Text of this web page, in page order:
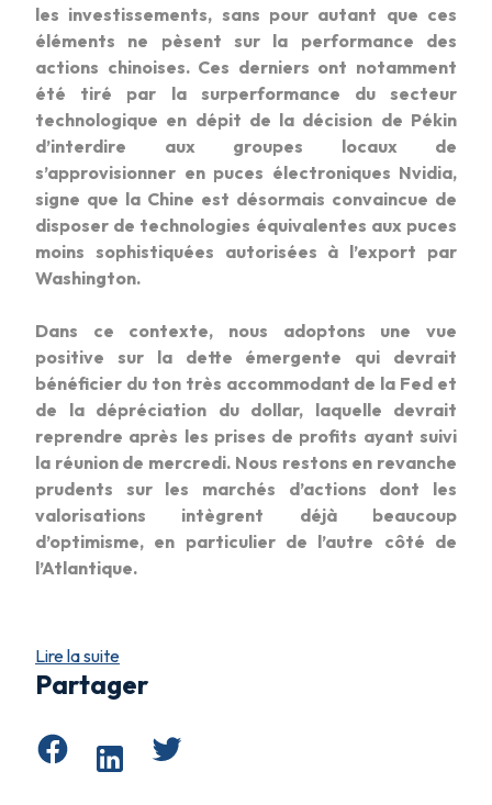
les investissements, sans pour autant que ces
éléments ne pèsent sur la performance des
actions chinoises. Ces derniers ont notamment
été tiré par la surperformance du secteur
technologique en dépit de la décision de Pékin
d’interdire aux groupes locaux de
s’approvisionner en puces électroniques Nvidia,
signe que la Chine est désormais convaincue de
disposer de technologies équivalentes aux puces
moins sophistiquées autorisées à l’export par
Washington.
Dans ce contexte, nous adoptons une vue
positive sur la dette émergente qui devrait
bénéficier du ton très accommodant de la Fed et
de la dépréciation du dollar, laquelle devrait
reprendre après les prises de profits ayant suivi
la réunion de mercredi. Nous restons en revanche
prudents sur les marchés d’actions dont les
valorisations intègrent déjà beaucoup
d’optimisme, en particulier de l’autre côté de
l’Atlantique.
Lire la suite
Partager